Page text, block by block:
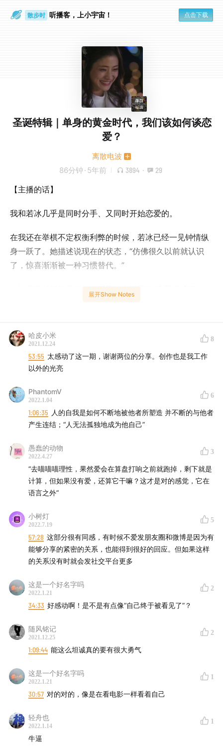
散步时 听播客，上小宇宙！ 点击下载
圣诞特辑｜单身的黄金时代，我们该如何谈恋
爱？
离散电波
86分钟 · 5年前 3894 · 29
【主播的话】
我和若冰几乎是同时分手、又同时开始恋爱的。
在我还在举棋不定权衡利弊的时候，若冰已经一见钟情纵
身一跃了。她描述说现在的状态，“仿佛很久以前就认识
了，惊喜渐渐被一种习惯替代。”
这让我想起了坂元裕二的日剧，台词里说“恋爱变成了生
什么。她说到了日本电影黄金时代的一个导演，“家庭感，
就是日常平淡的过日子的感觉。”
是温柔的、隐藏的、非爱的。”
这期播客是我们个体的鲜活经历，也是一场女友之间的私
密对话。我想把它带到公共空间中，希望恋爱中的女性话
语能有更多被看到的机会。
【shownotes】
01:44若冰：恋爱变成了生活，生活变成了喜悦
一跃
10:43若冰：小津安二郎说的爱是温柔的、隐藏的、非
爱的
14:47 早见：若冰问了个不得了的问题
身的真爱
42:18早见：爱具体的人，和失望的瞬间
面溃败和内心的空虚荒芜
1:04:40 早见：我想要恋爱的理由
态（但也会有嫉妒？
【BGM】
クリスマスソング - back number
Everything - the black skirts
展开Show Notes
哈皮小米
2021.12.24
8
53:55 太感动了这一期，谢谢两位的分享。创作也是我工作
以外的光亮
PhantomV
2022.1.04
6
1:06:35 人的自我是如何不断地被他者所塑造 并不断的与他者
产生连结；“人无法孤独地成为他自己”
愚蠢的动物
2022.4.27
3
“去喵喵喵理性，果然爱会在算盘打响之前就跑掉，剩下就是
计算，但如果没有爱，还算它干嘛？这才是对的感觉，它在
语言之外”
小树灯
2022.7.19
5
57:28 这部分很有同感，有时候不爱发朋友圈和微博是因为有
能够分享的紧密的关系，也能得到很好的回应。但如果这样
的关系没有时就会发社交平台更多
这是一个好名字吗
2022.1.21
2
34:33 好感动啊！是不是有点像“自己终于被看见了”？
随风铭记
2021.12.25
2
1:09:44 能这么坦诚真的要有很大勇气
这是一个好名字吗
2022.1.21
1
30:57 对的对的，像是在看电影一样看着自己
轻舟也
2022.1.14
1
牛逼